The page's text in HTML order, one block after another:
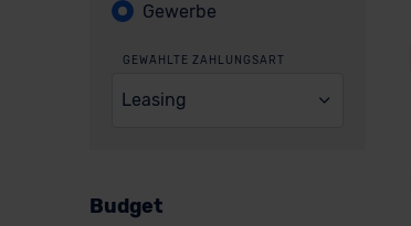
Gewerbe
GEWÄHLTE ZAHLUNGSART
Leasing
Budget